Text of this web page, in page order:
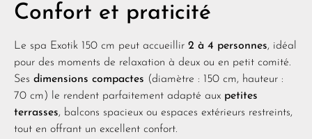
Confort et praticité
Le spa Exotik 150 cm peut accueillir 2 à 4 personnes, idéal
pour des moments de relaxation à deux ou en petit comité.
Ses dimensions compactes (diamètre : 150 cm, hauteur :
70 cm) le rendent parfaitement adapté aux petites
terrasses, balcons spacieux ou espaces extérieurs restreints,
tout en offrant un excellent confort.